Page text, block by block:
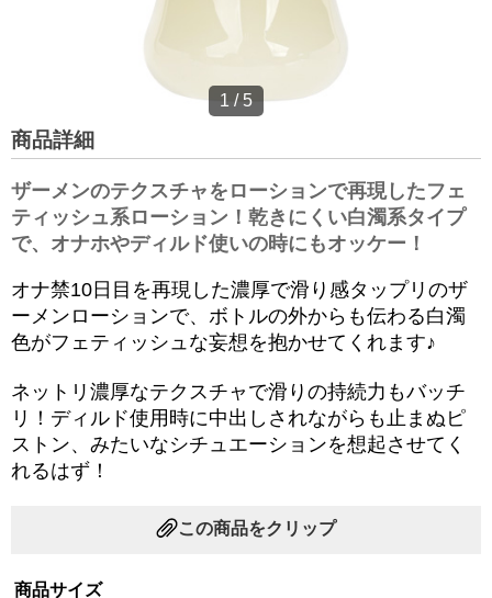
1 /5
商品詳細
ザーメンのテクスチャをローションで再現したフェ
ティッシュ系ローション！乾きにくい白濁系タイプ
で、オナホやディルド使いの時にもオッケー！
オナ禁10日目を再現した濃厚で滑り感タップリのザ
ーメンローションで、ボトルの外からも伝わる白濁
色がフェティッシュな妄想を抱かせてくれます♪
ネットリ濃厚なテクスチャで滑りの持続力もバッチ
リ！ディルド使用時に中出しされながらも止まぬピ
ストン、みたいなシチュエーションを想起させてく
れるはず！
この商品をクリップ
商品サイズ